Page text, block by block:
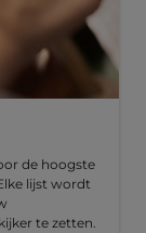
de hoogste
lijst wordt
te zetten.